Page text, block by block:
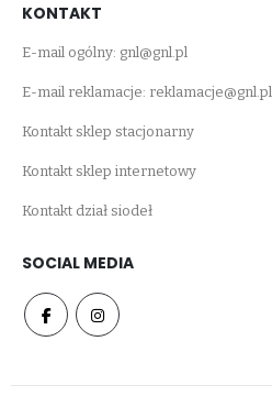
KONTAKT
E-mail ogólny: gnl@gnl.pl
E-mail reklamacje: reklamacje@gnl.pl
Kontakt sklep stacjonarny
Kontakt sklep internetowy
Kontakt dział siodeł
SOCIAL MEDIA